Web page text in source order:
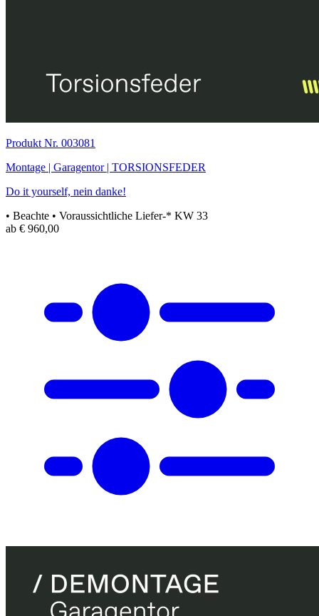
Produkt Nr. 003081
Montage | Garagentor | TORSIONSFEDER
Do it yourself, nein danke!
• Beachte • Voraussichtliche Liefer-* KW 33
ab € 960,00